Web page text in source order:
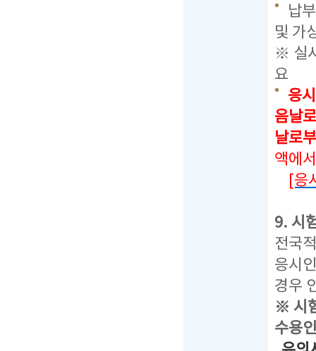
납
및 가
※ 실
요
응
음날
날로
액에
[응
9. 시
전국
응시
경우
※ 시
수용